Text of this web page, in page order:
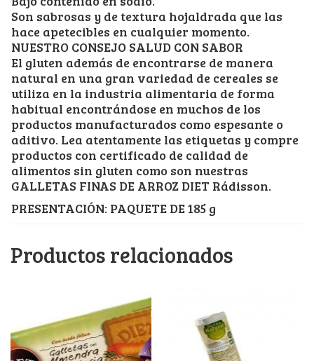
Son sabrosas y de textura hojaldrada que las
hace apetecibles en cualquier momento.
NUESTRO CONSEJO SALUD CON SABOR
El gluten además de encontrarse de manera
natural en una gran variedad de cereales se
utiliza en la industria alimentaria de forma
habitual encontrándose en muchos de los
productos manufacturados como espesante o
aditivo. Lea atentamente las etiquetas y compre
productos con certificado de calidad de
alimentos sin gluten como son nuestras
GALLETAS FINAS DE ARROZ DIET Rádisson.
PRESENTACIÓN: PAQUETE DE 185 g
Productos relacionados